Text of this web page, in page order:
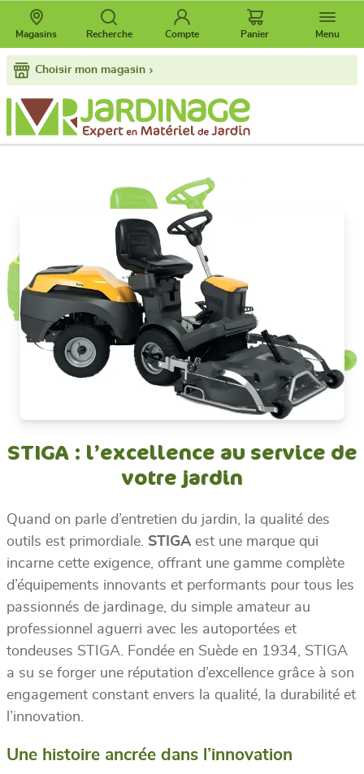
Choisir mon magasin
Magasins Recherche Compte Panier Menu
STIGA : l’excellence au service de
votre jardin
Quand on parle d’entretien du jardin, la qualité des
outils est primordiale. STIGA est une marque qui
incarne cette exigence, offrant une gamme complète
d’équipements innovants et performants pour tous les
passionnés de jardinage, du simple amateur au
professionnel aguerri avec les autoportées et
tondeuses STIGA. Fondée en Suède en 1934, STIGA
a su se forger une réputation d’excellence grâce à son
engagement constant envers la qualité, la durabilité et
l’innovation.
Une histoire ancrée dans l’innovation